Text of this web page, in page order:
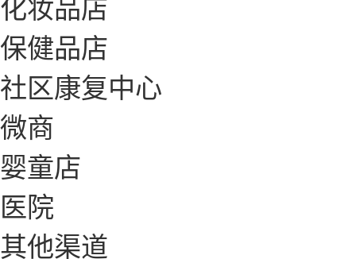
保健品店
社区康复中心
微商
婴童店
医院
其他渠道